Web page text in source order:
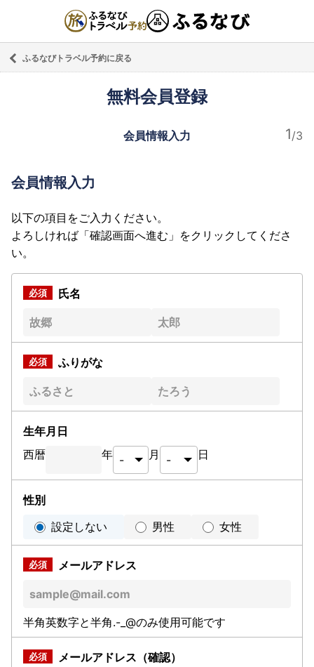
ふるなびトラベル予約に戻る
無料会員登録
会員情報入力
会員情報入力
以下の項目をご入力ください。
よろしければ「確認画面へ進む」をクリックしてくださ
い。
氏名
ふりがな
生年月日
西暦
年 月 日
性別
設定しない
男性 女性
メールアドレス
半角英数字と半角.-_@のみ使用可能です
メールアドレス（確認）